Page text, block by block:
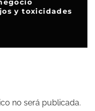
y toxicidades
no será publicada.